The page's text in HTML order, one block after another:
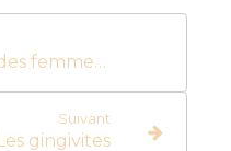
Santé dentaire des femmes enceintes
Suivant
gingivites